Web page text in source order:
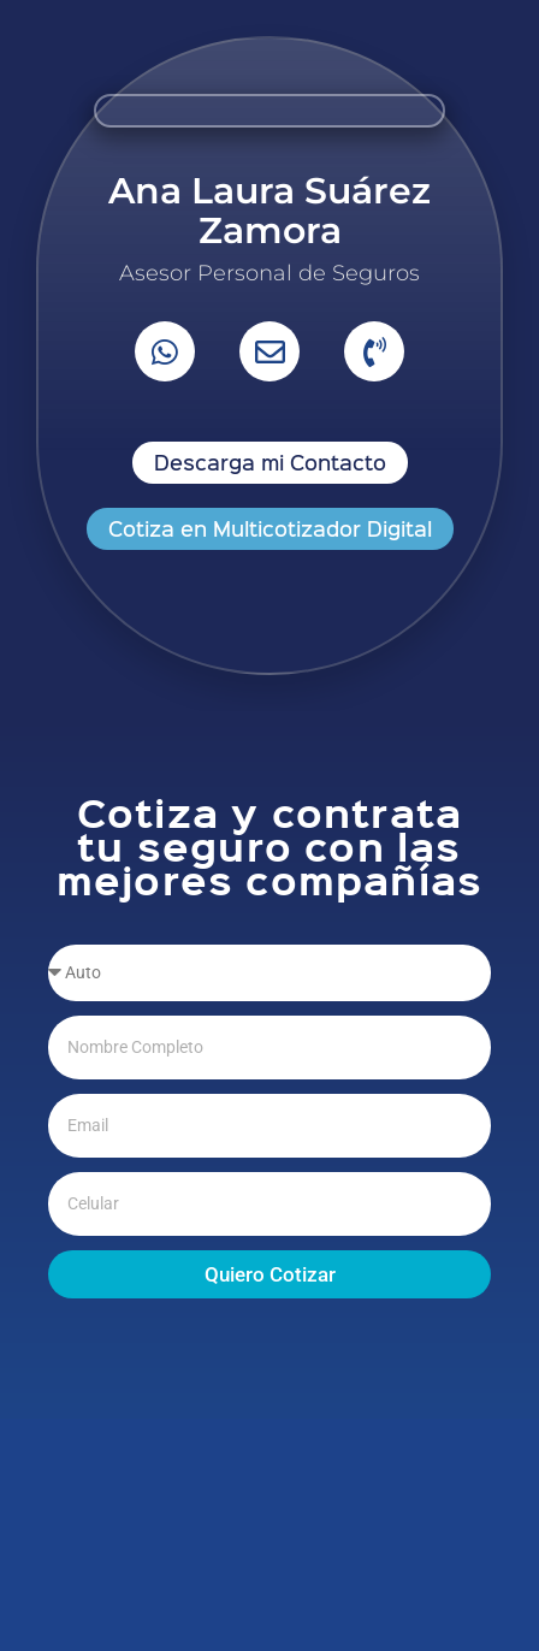
Ana Laura Suárez
Zamora
Asesor Personal de Seguros
Descarga mi Contacto
Cotiza en Multicotizador Digital
Cotiza y contrata
tu seguro con las
mejores compañías
Quiero Cotizar